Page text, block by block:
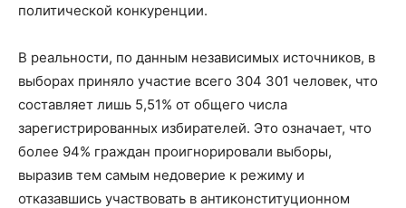
политической конкуренции.
В реальности, по данным независимых источников, в
выборах приняло участие всего 304 301 человек, что
составляет лишь 5,51% от общего числа
зарегистрированных избирателей. Это означает, что
более 94% граждан проигнорировали выборы,
выразив тем самым недоверие к режиму и
отказавшись участвовать в антиконституционном